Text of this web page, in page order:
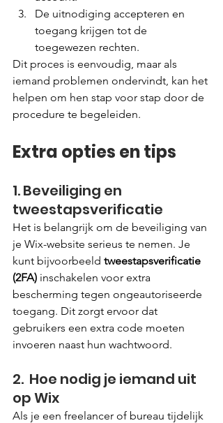
De uitnodiging accepteren en
toegang krijgen tot de
toegewezen rechten.
Dit proces is eenvoudig, maar als
iemand problemen ondervindt, kan het
helpen om hen stap voor stap door de
procedure te begeleiden.
Extra opties en tips
1. Beveiliging en
tweestapsverificatie
Het is belangrijk om de beveiliging van
je Wix-website serieus te nemen. Je
kunt bijvoorbeeld tweestapsverificatie
(2FA) inschakelen voor extra
bescherming tegen ongeautoriseerde
toegang. Dit zorgt ervoor dat
gebruikers een extra code moeten
invoeren naast hun wachtwoord.
2.  Hoe nodig je iemand uit
op Wix
Als je een freelancer of bureau tijdelijk